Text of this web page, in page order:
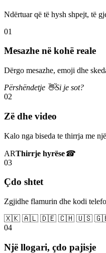
Ndërtuar që të hysh shpejt, të
01
Mesazhe në kohë reale
Dërgo mesazhe, emoji dhe
Përshëndetje 👋Si je sot?
02
Zë dhe video
Kalo nga biseda te thirrja me
ARThirrje hyrëse☎
03
Çdo shtet
Zgjidhe flamurin dhe kodi
🇽🇰 🇦🇱 🇩🇪 🇨🇭 🇺🇸
04
Një llogari, çdo pajisje